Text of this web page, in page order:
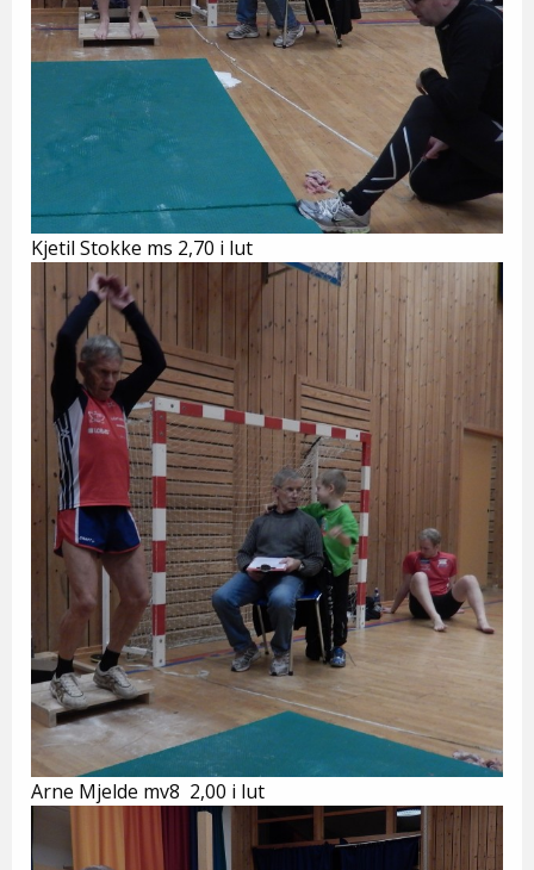
Kjetil Stokke ms 2,70 i lut
Arne Mjelde mv8 2,00 i lut